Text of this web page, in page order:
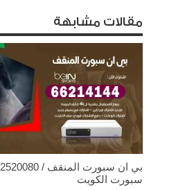
مقالات مشابهة
سبورت الكويت